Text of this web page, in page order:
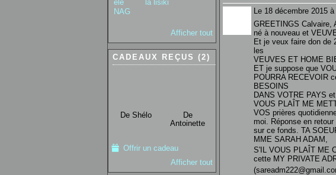
Afficher tout
CADEAUX REÇUS (2)
De Shélo
De
Antoinette
Offrir un cadeau
Afficher tout
Le 18 décembre 2015
GREETINGS Calvaire,
né à nouveau et
Et je veux faire don de
les
VEUVES ET HOME
ET je suppose que
POURRA RECEVOIR
BESOINS
DANS VOTRE PAYS
VOUS PLAÎT ME
VOS prières
moi. Réponse en
sur ce fonds. TA
MME SARAH ADAM,
S'IL VOUS PLAÎT ME
cette MY PRIVATE